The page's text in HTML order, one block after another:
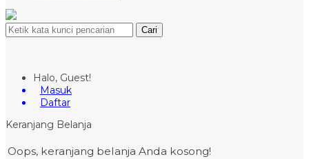
Cari
Halo, Guest!
Masuk
Daftar
Keranjang Belanja
Oops, keranjang belanja Anda kosong!